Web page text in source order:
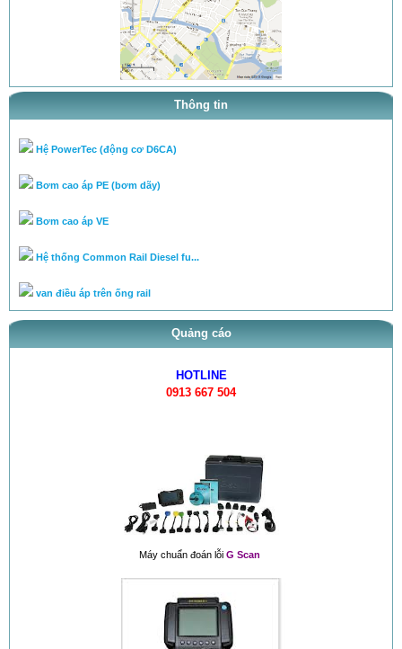
Thông tin
tra ty, béc của bơm theo tai l...
cân lưu lượng bơm theo tài liệ...
Chuyên cân chỉnh bơm béc theo...
Quảng cáo
HOTLINE
0913 667 504
Máy chuẩn đoán lỗi G Scan